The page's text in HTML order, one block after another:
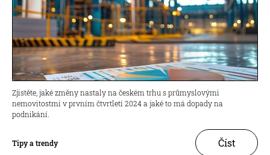
Zjistěte, jaké změny nastaly na českém trhu s průmyslovými
nemovitostmi v prvním čtvrtletí 2024 a jaké to má dopady na
podnikání.
Tipy a trendy Číst